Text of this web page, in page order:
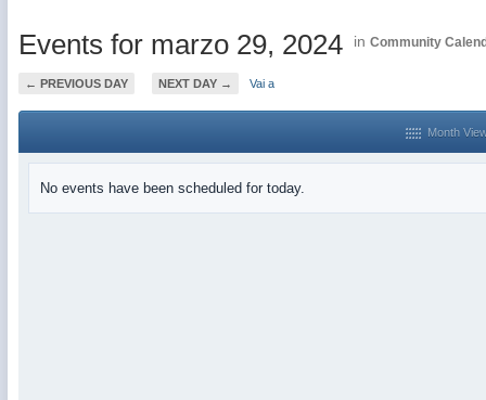
Events for marzo 29, 2024 in Community
← PREVIOUS DAY NEXT DAY → Vai a
Month
No events have been scheduled for today.